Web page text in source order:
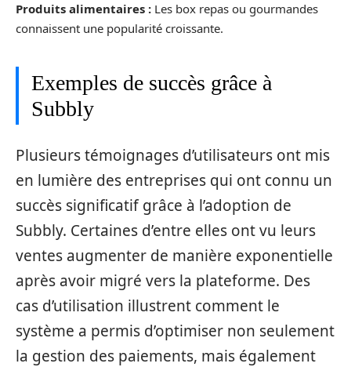
Produits alimentaires : Les box repas ou gourmandes
connaissent une popularité croissante.
Exemples de succès grâce à
Subbly
Plusieurs témoignages d’utilisateurs ont mis
en lumière des entreprises qui ont connu un
succès significatif grâce à l’adoption de
Subbly. Certaines d’entre elles ont vu leurs
ventes augmenter de manière exponentielle
après avoir migré vers la plateforme. Des
cas d’utilisation illustrent comment le
système a permis d’optimiser non seulement
la gestion des paiements, mais également